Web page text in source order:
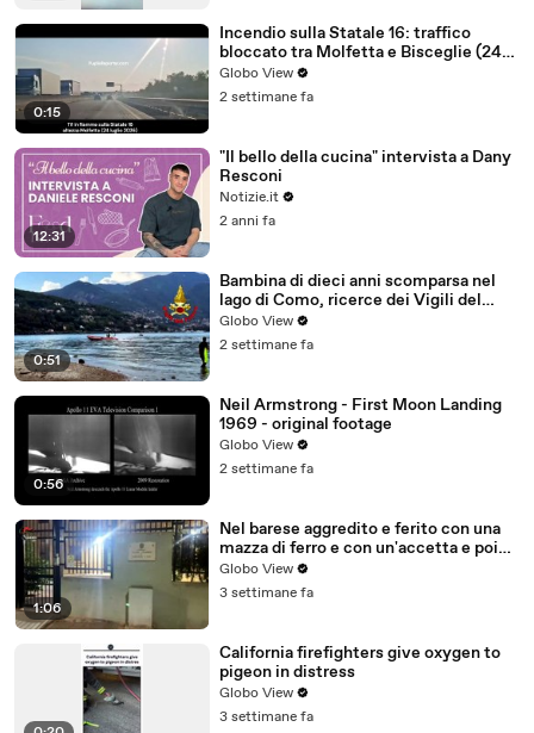
0:15
Incendio sulla Statale 16: traffico
bloccato tra Molfetta e Bisceglie (24
luglio 2026) - video
Globo View
2 settimane fa
12:31
"Il bello della cucina" intervista a Dany
Resconi
Notizie.it
2 anni fa
0:51
Bambina di dieci anni scomparsa nel
lago di Como, ricerce dei Vigili del
Fuoco
Globo View
2 settimane fa
0:56
Neil Armstrong - First Moon Landing
1969 - original footage
Globo View
2 settimane fa
1:06
Nel barese aggredito e ferito con una
mazza di ferro e con un'accetta e poi
investito con un'auto. Arrestati 3
malviventi
Globo View
3 settimane fa
California firefighters give oxygen to
pigeon in distress
Globo View
3 settimane fa